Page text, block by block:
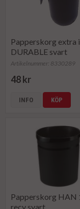
Papperskorg extra
DURABLE svart
Artikelnummer: 8330289
48 kr
INFO KÖP
Papperskorg HAN
recy svart